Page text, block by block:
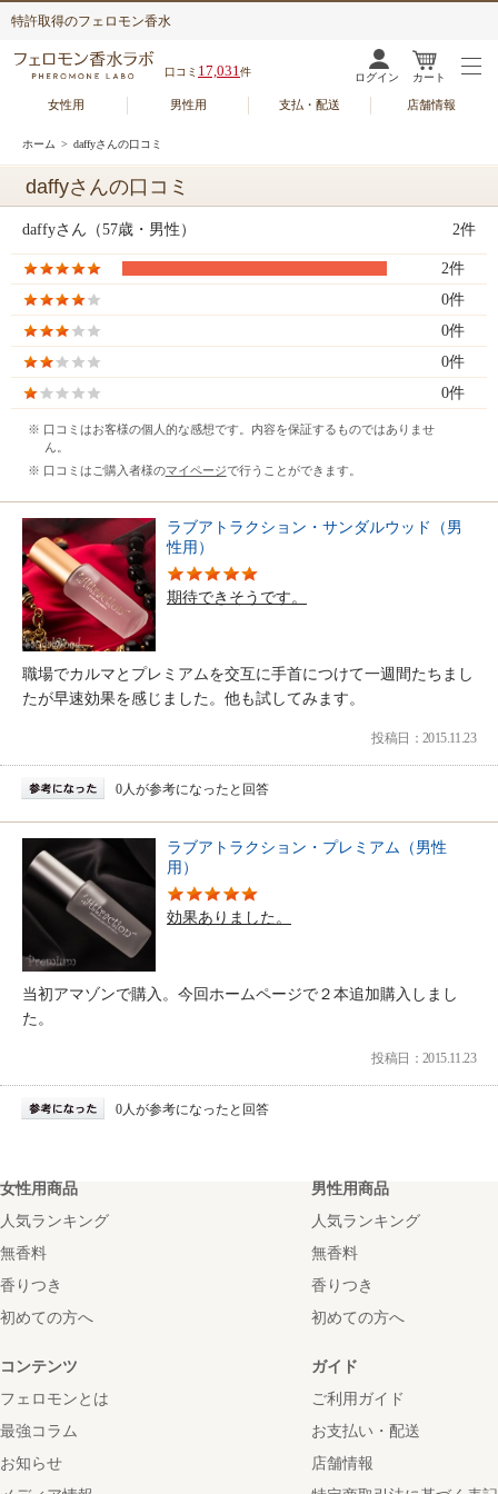
特許取得のフェロモン香水
口コミ 17,031件 ログイン カート
女性用 男性用 支払・配送 店舗情報
ホーム > daffyさんの口コミ
daffyさんの口コミ
daffyさん（57歳・男性） 2件
2件
0件
0件
0件
0件
※ 口コミはお客様の個人的な感想です。内容を保証するものではありませ
ん。
※ 口コミはご購入者様のマイページで行うことができます。
ラブアトラクション・サンダルウッド（男
性用）
期待できそうです。
職場でカルマとプレミアムを交互に手首につけて一週間たちまし
たが早速効果を感じました。他も試してみます。
投稿日：2015.11.23
0人が参考になったと回答
ラブアトラクション・プレミアム（男性
用）
効果ありました。
当初アマゾンで購入。今回ホームページで２本追加購入しまし
た。
投稿日：2015.11.23
0人が参考になったと回答
女性用商品
人気ランキング
無香料
香りつき
初めての方へ
男性用商品
人気ランキング
無香料
香りつき
初めての方へ
コンテンツ
フェロモンとは
最強コラム
お知らせ
ガイド
ご利用ガイド
お支払い・配送
店舗情報